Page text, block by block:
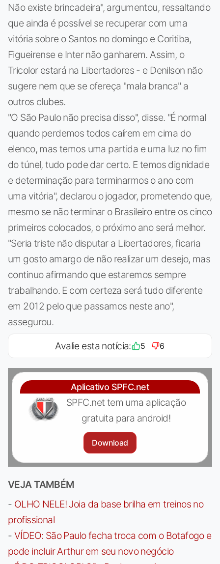
Não existe brincadeira", argumentou, ressaltando
que ainda é possível se recuperar com uma
vitória sobre o Santos no domingo e Coritiba,
Figueirense e Inter não ganharem. Assim, o
Tricolor estará na Libertadores - e Denilson não
sugere nem que se ofereça "mala branca" a
outros clubes.
"O São Paulo não precisa disso", disse. "É normal
quando perdemos todos caírem em cima do
elenco, mas temos uma partida e uma luz no fim
do túnel, tudo pode dar certo. E temos dignidade
e determinação para terminarmos o ano com
uma vitória", declarou o jogador, prometendo que,
mesmo se não terminar o Brasileiro entre os cinco
primeiros colocados, o próximo ano será melhor.
"Seria triste não disputar a Libertadores, ficaria
um gosto amargo de não realizar um desejo, mas
continuo afirmando que estaremos sempre
trabalhando. E com certeza será tudo diferente
em 2012 pelo que passamos neste ano",
assegurou.
Avalie esta notícia: 5 6
Aplicativo SPFC.net
SPFC.net tem uma aplicação
gratuita para android!
Download
VEJA TAMBÉM
- OLHO NELE! Joia da base brilha em treinos no
profissional
- VÍDEO: São Paulo fecha troca com o Botafogo e
pode incluir Arthur em seu novo negócio